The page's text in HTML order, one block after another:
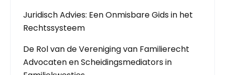
Juridisch Advies: Een Onmisbare Gids in het
Rechtssysteem
De Rol van de Vereniging van Familierecht
Advocaten en Scheidingsmediators in